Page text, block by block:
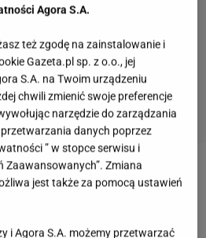
proste w przygotowaniu
idealnie. Przepis nie
Agora S.A.
też zgodę na zainstalowanie i
Gazeta.pl sp. z o.o., jej
S.A. na Twoim urządzeniu
chwili zmienić swoje preferencje
narzędzie do zarządzania
danych poprzez
” w stopce serwisu i
Zaawansowanych”. Zmiana
jest także za pomocą ustawień
i Agora S.A. możemy przetwarzać